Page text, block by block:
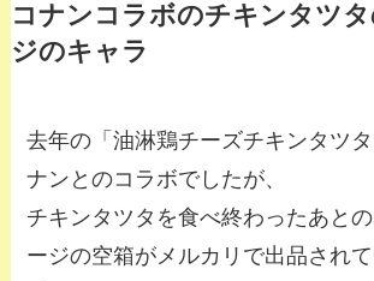
コナンコラボのチキンタツ
ジのキャラ
去年の「油淋鶏チーズチキンタツ
ナンとのコラボでしたが、
チキンタツタを食べ終わったあと
ージの空箱がメルカリで出品され